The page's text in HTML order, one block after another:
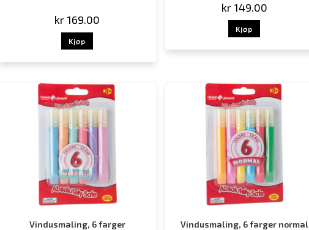
kr 169.00
Kjøp
kr149.00
Kjøp
Vindusmaling, 6 farger
Vindusmaling, 6 farger normal